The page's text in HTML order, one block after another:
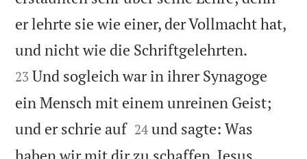
er lehrte sie wie einer, der Vollmacht hat,
und nicht wie die Schriftgelehrten.
23 Und sogleich war in ihrer Synagoge
ein Mensch mit einem unreinen Geist;
und er schrie auf
24 und sagte: Was